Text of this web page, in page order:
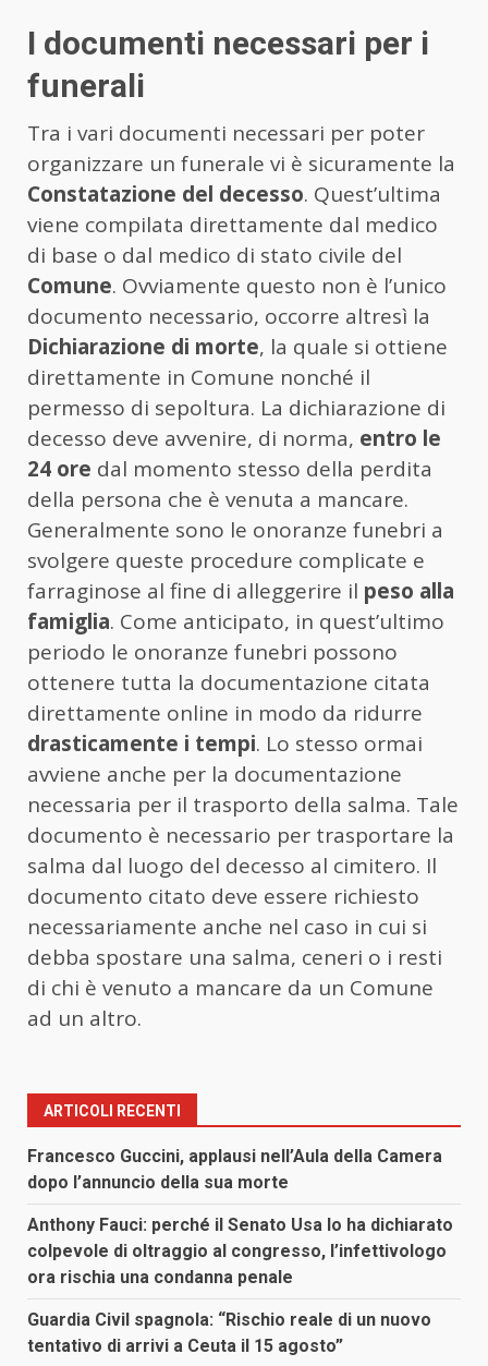
I documenti necessari per i
funerali
Tra i vari documenti necessari per poter
organizzare un funerale vi è sicuramente la
Constatazione del decesso. Quest’ultima
viene compilata direttamente dal medico
di base o dal medico di stato civile del
Comune. Ovviamente questo non è l’unico
documento necessario, occorre altresì la
Dichiarazione di morte, la quale si ottiene
direttamente in Comune nonché il
permesso di sepoltura. La dichiarazione di
decesso deve avvenire, di norma, entro le
24 ore dal momento stesso della perdita
della persona che è venuta a mancare.
Generalmente sono le onoranze funebri a
svolgere queste procedure complicate e
farraginose al fine di alleggerire il peso alla
famiglia. Come anticipato, in quest’ultimo
periodo le onoranze funebri possono
ottenere tutta la documentazione citata
direttamente online in modo da ridurre
drasticamente i tempi. Lo stesso ormai
avviene anche per la documentazione
necessaria per il trasporto della salma. Tale
documento è necessario per trasportare la
salma dal luogo del decesso al cimitero. Il
documento citato deve essere richiesto
necessariamente anche nel caso in cui si
debba spostare una salma, ceneri o i resti
di chi è venuto a mancare da un Comune
ad un altro.
ARTICOLI RECENTI
Francesco Guccini, applausi nell’Aula della Camera
dopo l’annuncio della sua morte
Anthony Fauci: perché il Senato Usa lo ha dichiarato
colpevole di oltraggio al congresso, l’infettivologo
ora rischia una condanna penale
Guardia Civil spagnola: “Rischio reale di un nuovo
tentativo di arrivi a Ceuta il 15 agosto”